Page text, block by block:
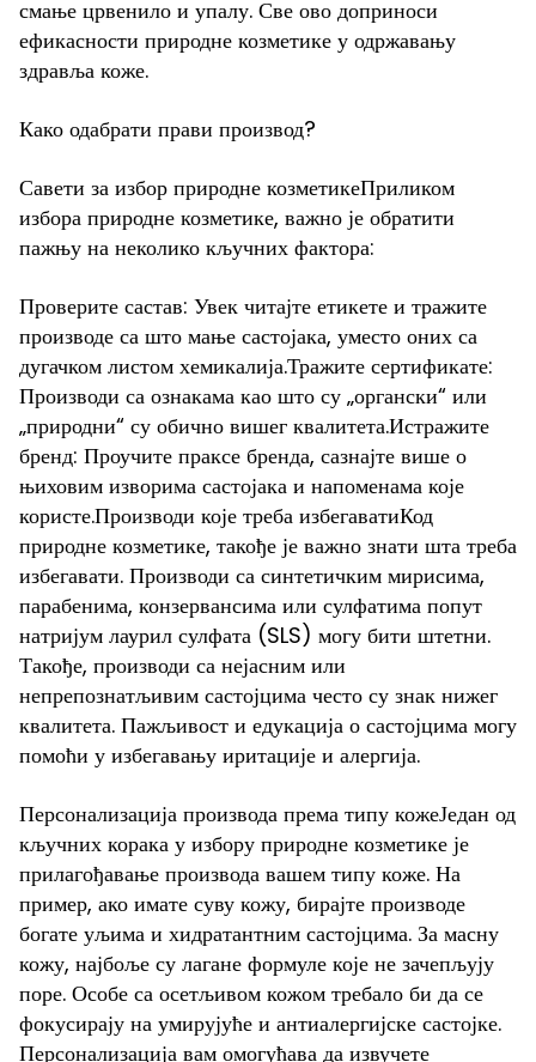
смање црвенило и упалу. Све ово доприноси
ефикасности природне козметике у одржавању
здравља коже.
Како одабрати прави производ?
Савети за избор природне козметикеПриликом
избора природне козметике, важно је обратити
пажњу на неколико кључних фактора:
Проверите састав: Увек читајте етикете и тражите
производе са што мање састојака, уместо оних са
дугачком листом хемикалија.Тражите сертификате:
Производи са ознакама као што су „органски“ или
„природни“ су обично вишег квалитета.Истражите
бренд: Проучите праксе бренда, сазнајте више о
њиховим изворима састојака и напоменама које
користе.Производи које треба избегаватиКод
природне козметике, такође је важно знати шта треба
избегавати. Производи са синтетичким мирисима,
парабенима, конзервансима или сулфатима попут
натријум лаурил сулфата (SLS) могу бити штетни.
Такође, производи са нејасним или
непрепознатљивим састојцима често су знак нижег
квалитета. Пажљивост и едукација о састојцима могу
помоћи у избегавању иритације и алергија.
Персонализација производа према типу кожеЈедан од
кључних корака у избору природне козметике је
прилагођавање производа вашем типу коже. На
пример, ако имате суву кожу, бирајте производе
богате уљима и хидратантним састојцима. За масну
кожу, најбоље су лагане формуле које не зачепљују
поре. Особе са осетљивом кожом требало би да се
фокусирају на умирујуће и антиалергијске састојке.
Персонализација вам омогућава да извучете